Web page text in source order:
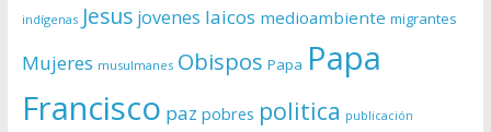
indígenas Jesus jovenes laicos medioambiente migrantes
Mujeres musulmanes Obispos Papa Papa
Francisco paz pobres politica publicación